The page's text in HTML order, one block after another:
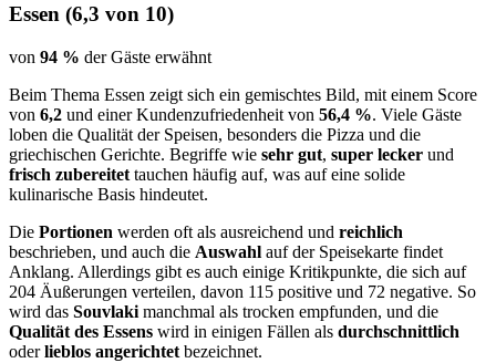
Essen (6,3 von 10)
von 94 % der Gäste erwähnt
Beim Thema Essen zeigt sich ein gemischtes Bild, mit einem Score
von 6,2 und einer Kundenzufriedenheit von 56,4 %. Viele Gäste
loben die Qualität der Speisen, besonders die Pizza und die
griechischen Gerichte. Begriffe wie sehr gut, super lecker und
frisch zubereitet tauchen häufig auf, was auf eine solide
kulinarische Basis hindeutet.
Die Portionen werden oft als ausreichend und reichlich
beschrieben, und auch die Auswahl auf der Speisekarte findet
Anklang. Allerdings gibt es auch einige Kritikpunkte, die sich auf
204 Äußerungen verteilen, davon 115 positive und 72 negative. So
wird das Souvlaki manchmal als trocken empfunden, und die
Qualität des Essens wird in einigen Fällen als durchschnittlich
oderlieblos angerichtet bezeichnet.